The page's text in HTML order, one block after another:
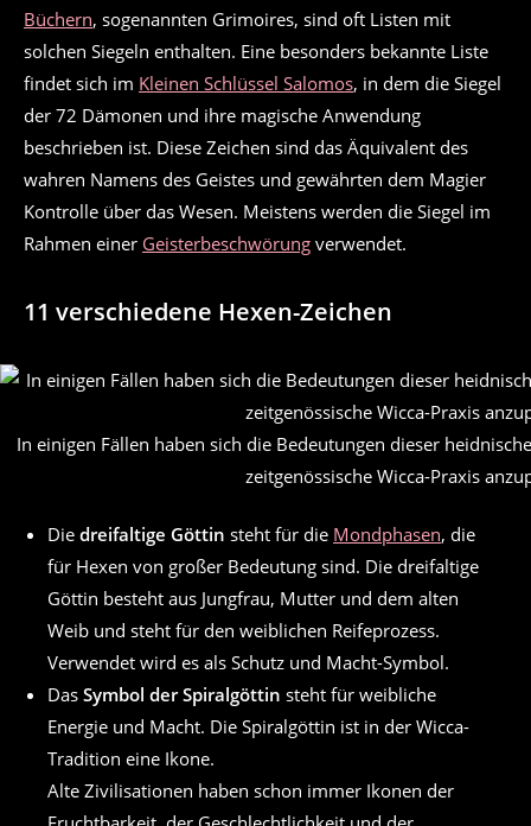
Büchern, sogenannten Grimoires, sind oft Listen mit
solchen Siegeln enthalten. Eine besonders bekannte Liste
findet sich im Kleinen Schlüssel Salomos, in dem die Siegel
der 72 Dämonen und ihre magische Anwendung
beschrieben ist. Diese Zeichen sind das Äquivalent des
wahren Namens des Geistes und gewährten dem Magier
Kontrolle über das Wesen. Meistens werden die Siegel im
Rahmen einer Geisterbeschwörung verwendet.
11 verschiedene Hexen-Zeichen
In einigen Fällen haben sich die Bedeutungen dieser
zeitgenössische Wicca-Praxis
Die dreifaltige Göttin steht für die Mondphasen, die
für Hexen von großer Bedeutung sind. Die dreifaltige
Göttin besteht aus Jungfrau, Mutter und dem alten
Weib und steht für den weiblichen Reifeprozess.
Verwendet wird es als Schutz und Macht-Symbol.
Das Symbol der Spiralgöttin steht für weibliche
Energie und Macht. Die Spiralgöttin ist in der Wicca-
Tradition eine Ikone.
Alte Zivilisationen haben schon immer Ikonen der